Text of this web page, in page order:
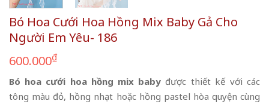
Bó Hoa Cưới Hoa Hồng Mix Baby Gả Cho
Người Em Yêu- 186
600.000₫
Bó hoa cưới hoa hồng mix baby được thiết kế với các
tông màu đỏ, hồng nhạt hoặc hồng pastel hòa quyện cùng